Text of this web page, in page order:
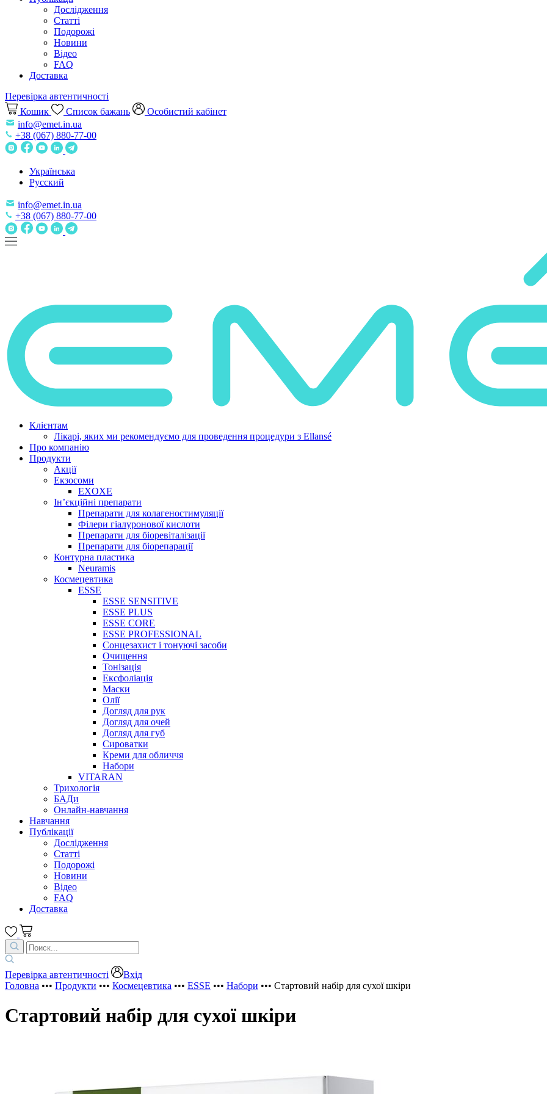
Дослідження
Статті
Подорожі
Новини
Відео
FAQ
Доставка
Перевірка автентичності
Кошик
Список бажань
Особистий кабінет
info@emet.in.ua
+38 (067) 880-77-00
Українська
Русский
info@emet.in.ua
+38 (067) 880-77-00
Клієнтам
Лікарі, яких ми рекомендуємо для проведення процедури з Ellansé
Про компанію
Продукти
Акції
Екзосоми
EXOXE
Ін’єкційні препарати
Препарати для колагеностимуляції
Філери гіалуронової кислоти
Препарати для біоревіталізації
Препарати для біорепарації
Контурна пластика
Neuramis
Космецевтика
ESSE
ESSE SENSITIVE
ESSE PLUS
ESSE CORE
ESSE PROFESSIONAL
Сонцезахист і тонуючі засоби
Очищення
Тонізація
Ексфоліація
Маски
Олії
Догляд для рук
Догляд для очей
Догляд для губ
Сироватки
Креми для обличчя
Набори
VITARAN
Трихологія
БАДи
Онлайн-навчання
Навчання
Публікації
Дослідження
Статті
Подорожі
Новини
Відео
FAQ
Доставка
Перевірка автентичності
Вхід
Головна ••• Продукти ••• Космецевтика ••• ESSE ••• Набори ••• Стартовий набір для сухої шкіри
Стартовий набір для сухої шкіри